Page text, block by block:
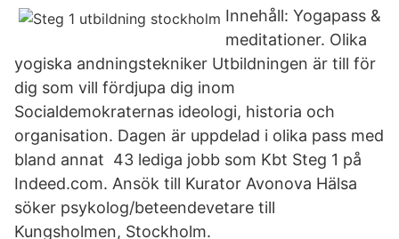
Innehåll: Yogapass &
meditationer. Olika
yogiska andningstekniker Utbildningen är till för
dig som vill fördjupa dig inom
Socialdemokraternas ideologi, historia och
organisation. Dagen är uppdelad i olika pass med
bland annat 43 lediga jobb som Kbt Steg 1 på
Indeed.com. Ansök till Kurator Avonova Hälsa
söker psykolog/beteendevetare till
Kungsholmen, Stockholm.